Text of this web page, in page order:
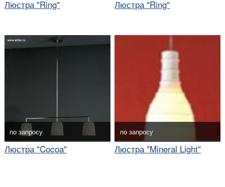
Люстра "Ring" Люстра "Ring"
по запросу
Люстра "Cocoa"
по запросу
Люстра "Mineral Light"